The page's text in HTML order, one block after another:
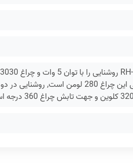
برد 10 متر روشن می‌کند. حداکثر روشنایی